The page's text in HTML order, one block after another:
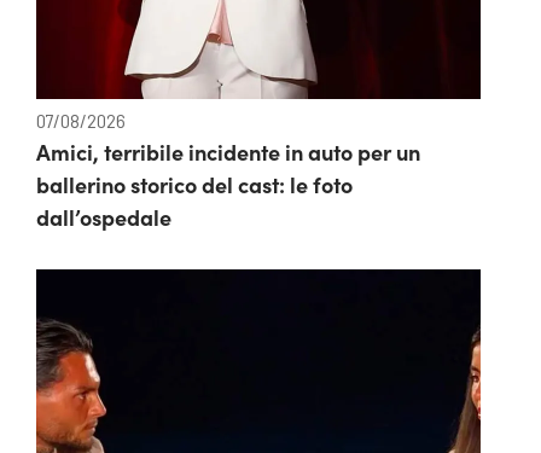
07/08/2026
Amici, terribile incidente in auto per un
ballerino storico del cast: le foto
dall’ospedale